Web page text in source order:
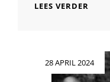
LEES VERDER
VAN
28 APRIL 2024